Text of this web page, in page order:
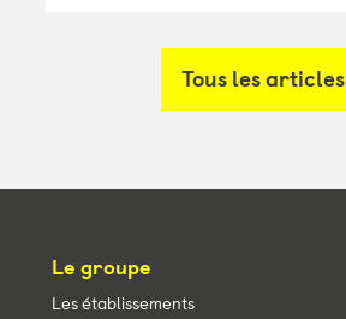
Tous les articles
Le groupe
Les établissements